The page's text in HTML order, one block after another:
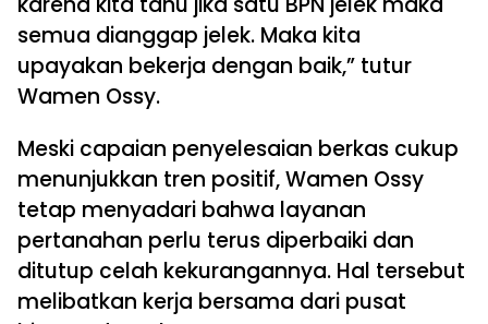
semua dianggap jelek. Maka kita
upayakan bekerja dengan baik,” tutur
Wamen Ossy.
Meski capaian penyelesaian berkas cukup
menunjukkan tren positif, Wamen Ossy
tetap menyadari bahwa layanan
pertanahan perlu terus diperbaiki dan
ditutup celah kekurangannya. Hal tersebut
melibatkan kerja bersama dari pusat